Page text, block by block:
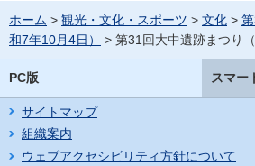
ホーム > 観光・文化・スポーツ > 文化 >
和7年10月4日）
> 第31回大中遺跡まつり（
PC版 スマー
サイトマップ
組織案内
ウェブアクセシビリティ方針について